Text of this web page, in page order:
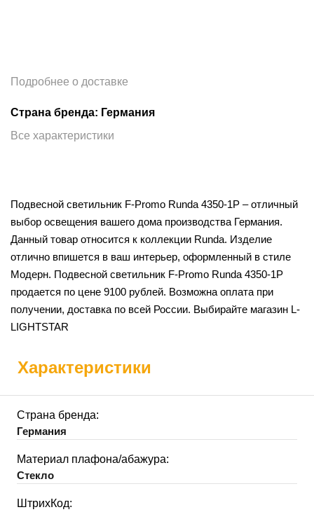
Подробнее о доставке
Страна бренда: Германия
Все характеристики
Подвесной светильник F-Promo Runda 4350-1P – отличный
выбор освещения вашего дома производства Германия.
Данный товар относится к коллекции Runda. Изделие
отлично впишется в ваш интерьер, оформленный в стиле
Модерн. Подвесной светильник F-Promo Runda 4350-1P
продается по цене 9100 рублей. Возможна оплата при
получении, доставка по всей России. Выбирайте магазин L-
LIGHTSTAR
Характеристики
Страна бренда:
Германия
Материал плафона/абажура:
Стекло
ШтрихКод: